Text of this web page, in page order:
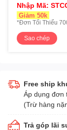
Nhập Mã:
Giảm 50k
*Đơn Tối Thiểu
Sao chép
Free ship
Áp dụng đơn
(Trừ hàng
Trả góp lãi